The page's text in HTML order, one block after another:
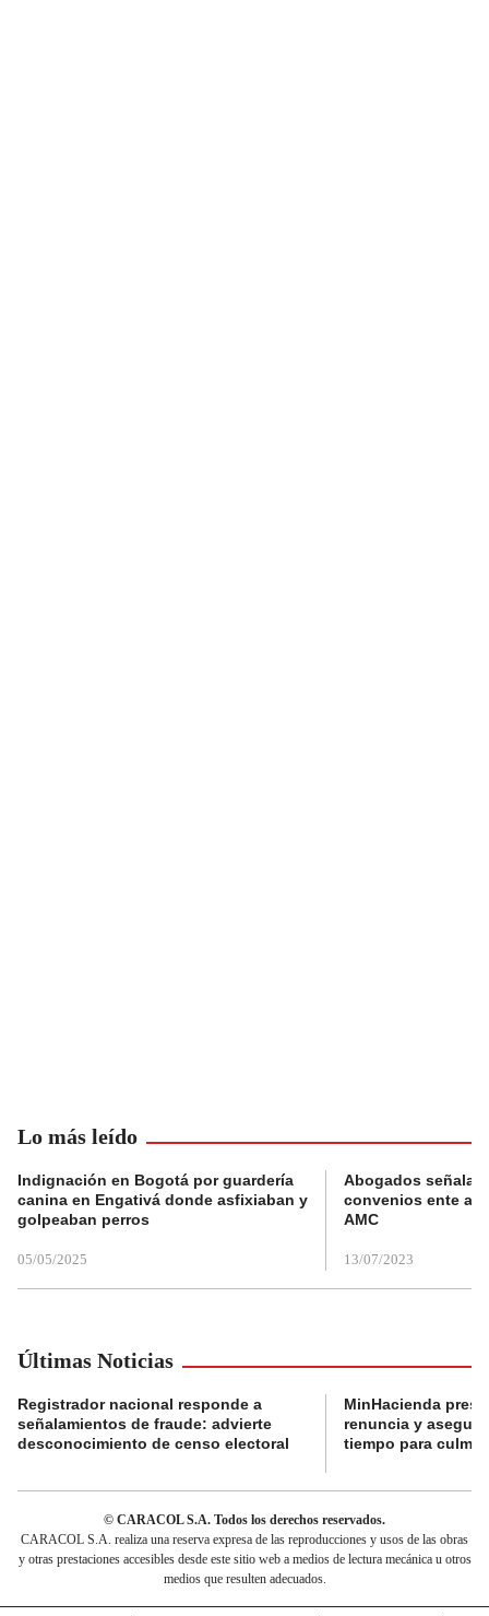
Lo más leído
Indignación en Bogotá por guardería
canina en Engativá donde asfixiaban y
golpeaban perros
05/05/2025
Abogados
convenios ente
AMC
13/07/2023
Últimas Noticias
Registrador nacional responde a
señalamientos de fraude: advierte
desconocimiento de censo electoral
MinHacienda
renuncia y
tiempo para
© CARACOL S.A. Todos los derechos reservados.
CARACOL S.A. realiza una reserva expresa de las reproducciones y usos de las obras
y otras prestaciones accesibles desde este sitio web a medios de lectura mecánica u otros
medios que resulten adecuados.